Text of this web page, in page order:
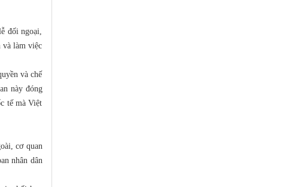
đối ngoại,
và làm việc
và chế
này đóng
tế mà Việt
cơ quan
nhân dân